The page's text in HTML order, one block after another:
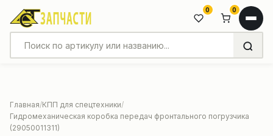
0 0
Главная КПП для спецтехники
Гидромеханическая коробка передач фронтального погрузчика
(29050011311)